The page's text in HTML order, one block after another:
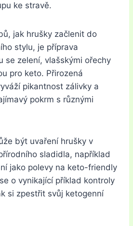
ke stravě.
jak hrušky začlenit do
stylu, je příprava
se zelení, vlašskými ořechy
pro keto. Přirozená
pikantnost zálivky a
pokrm s různými
být uvaření hrušky v
sladidla, například
jako polevy na keto-friendly
o vynikající příklad kontroly
si zpestřit svůj ketogenní